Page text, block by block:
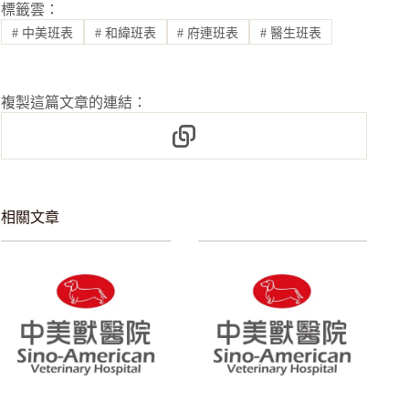
標籤雲：
#中美班表 #和緯班表 # 府連班表 # 醫生班表
複製這篇文章的連結：
相關文章